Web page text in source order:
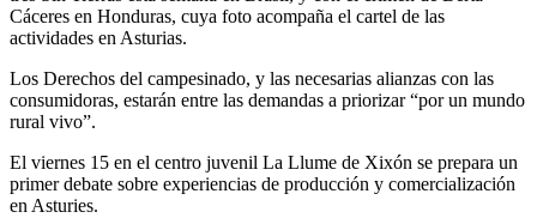
Cáceres en Honduras, cuya foto acompaña el cartel de las
actividades en Asturias.
Los Derechos del campesinado, y las necesarias alianzas con las
consumidoras, estarán entre las demandas a priorizar “por un mundo
rural vivo”.
El viernes 15 en el centro juvenil La Llume de Xixón se prepara un
primer debate sobre experiencias de producción y comercialización
en Asturies.